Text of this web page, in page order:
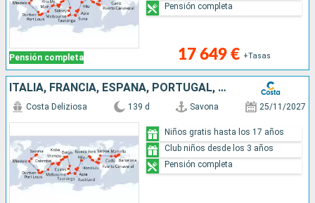
Pensión completa 17 649 € +Tasas
Pensión completa
ITALIA, FRANCIA, ESPAÑA, PORTUGAL, AZORES, ESTADOS UNIDOS, FLORIDA (USA), PANAMA, ESTADOS UNITOS, HAWÁI, NUEVA ZELANDA, AUSTRALIA, JAPÓN, MALASIA, SUDÁFRICA
Costa Deliziosa 139 d Savona 25/11/2027
Niños gratis hasta los 17 años
Club niños desde los 3 años
Pensión completa